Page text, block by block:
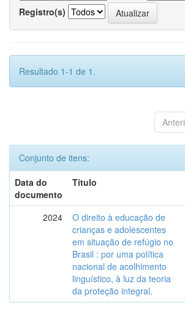
Registro(s)
Resultado 1-1 de 1.
Conjunto de itens:
Data do
documento
Título
2024
O direito à educação de
crianças e adolescentes
em situação de refúgio no
Brasil : por uma política
nacional de acolhimento
linguístico, à luz da teoria
da proteção integral.